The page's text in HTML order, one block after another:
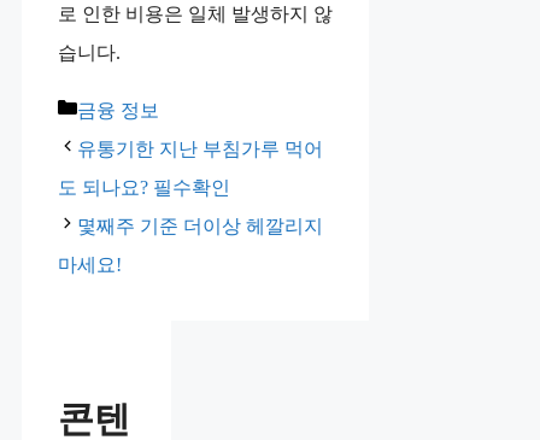
로 인한 비용은 일체 발생하지 않
습니다.
카
테
고
리
금융 정보
유통기한 지난 부침가루 먹어
도 되나요? 필수확인
몇째주 기준 더이상 헤깔리지
마세요!
콘텐